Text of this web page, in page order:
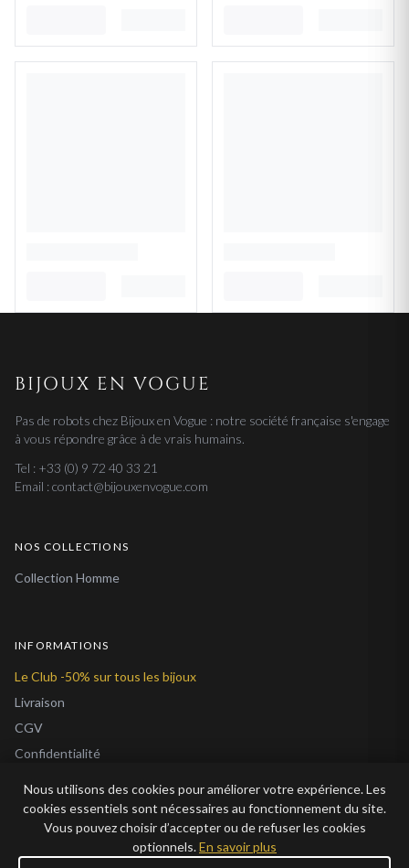
BIJOUX EN VOGUE
Pas de robots chez Bijoux en Vogue : notre société française s'engage
à vous répondre grâce à de vrais humains.
Tel : +33 (0) 9 72 40 33 21
Email : contact@bijouxenvogue.com
NOS COLLECTIONS
Collection Homme
INFORMATIONS
Le Club -50% sur tous les bijoux
Livraison
CGV
Confidentialité
À Propos
Nous utilisons des cookies pour améliorer votre expérience. Les
cookies essentiels sont nécessaires au fonctionnement du site.
Vous pouvez choisir d’accepter ou de refuser les cookies
optionnels.En savoir plus